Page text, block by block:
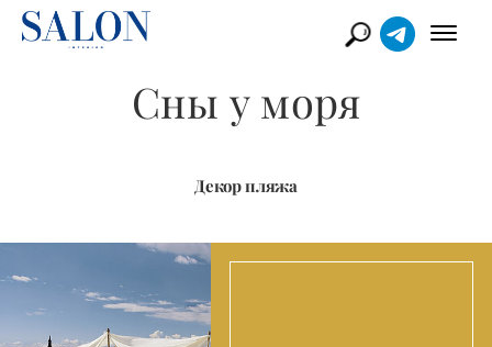
Сны у моря
Декор пляжа